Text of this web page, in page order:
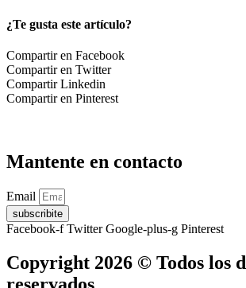
¿Te gusta este artículo?
Compartir en Facebook
Compartir en Twitter
Compartir Linkedin
Compartir en Pinterest
Mantente en contacto
Email
subscribite
Facebook-f Twitter Google-plus-g Pinterest
Copyright 2026 © Todos los